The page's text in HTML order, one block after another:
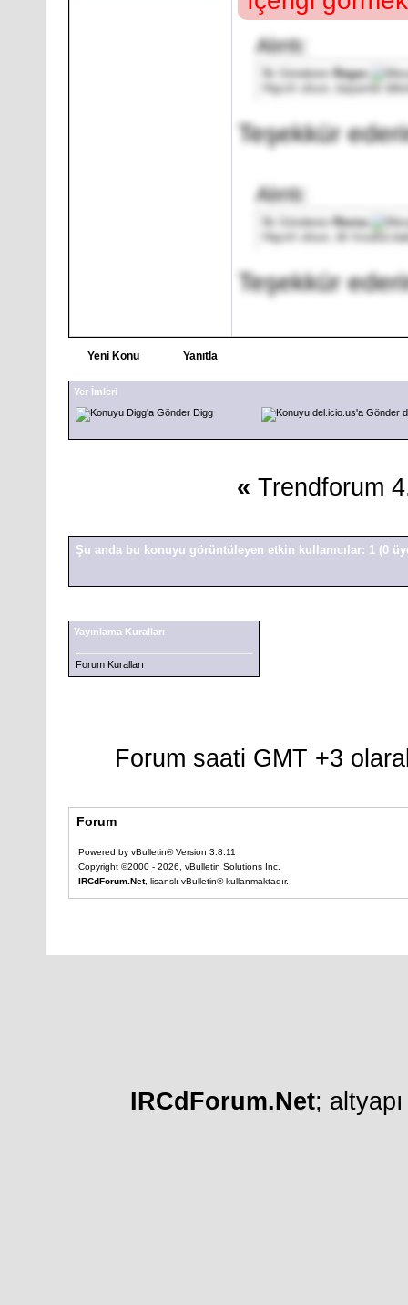
Alıntı:
İlk Gönderen
Regex
Hayırlı olsun, başarılar
Teşekkür
Alıntı:
İlk Gönderen
Revna
Hayırlı olsun, ilk fırsatta
Teşekkür
Yeni Konu Yanıtla
Yer İmleri
Digg
« Trendforum
Şu anda bu konuyu görüntüleyen etkin kullanıcılar: 1 (0
Yayınlama Kuralları
Forum Kuralları
Forum saati GMT +3
Forum
Powered by vBulletin® Version 3.8.11
Copyright ©2000 - 2026, vBulletin Solutions Inc.
IRCdForum.Net, lisanslı vBulletin® kullanmaktadır.
IRCdForum.Net;